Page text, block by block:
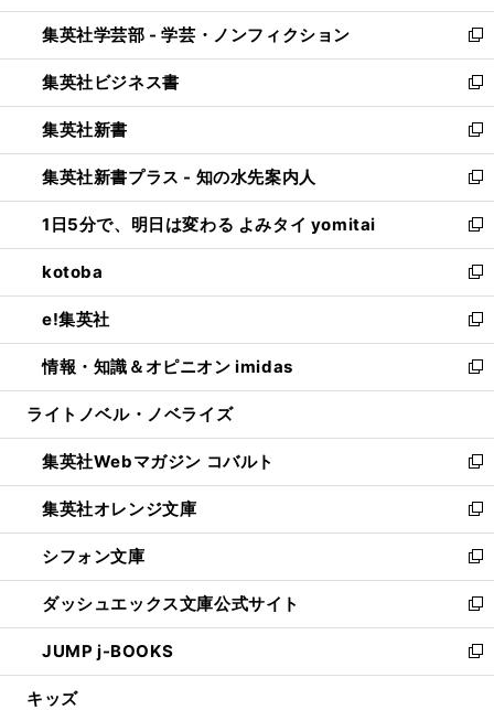
開
く
ウ
で
開
く
ン
ド
ウ
で
開
く
ウ
ィ
ン
ド
ウ
で
開
く
集英社学芸部 - 学芸・ノンフィクション
新
し
い
ウ
ィ
ン
ド
ウ
で
開
く
集英社ビジネス書
新
し
い
ウ
ィ
ン
ド
ウ
で
開
く
集英社新書
新
し
い
ウ
ィ
ン
ド
ウ
で
開
く
集英社新書プラス - 知の水先案内人
新
し
い
ウ
ィ
ン
ド
ウ
で
開
1日5分で、明日は変わる よみタイ yomitai
新
し
い
ウ
ィ
ン
ド
ウ
開
く
kotoba
新
し
い
ウ
ィ
ン
ウ
で
開
く
e!集英社
新
し
い
ウ
ン
ド
ウ
で
開
く
情報・知識＆オピニオン imidas
新
し
ウ
ィ
ン
ド
ウ
で
開
く
ライトノベル・ノベライズ
集英社Webマガジン コバルト
新
し
い
ウ
ィ
ン
ド
ウ
で
開
集英社オレンジ文庫
新
し
い
ウ
ィ
ン
ド
ウ
シフォン文庫
新
し
い
ウ
ィ
ン
ダッシュエックス文庫公式サイト
新
し
い
ウ
JUMP j-BOOKS
新
し
キッズ